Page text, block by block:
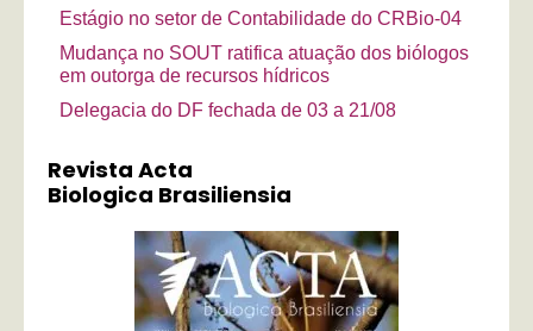
Estágio no setor de Contabilidade do CRBio-04
Mudança no SOUT ratifica atuação dos biólogos
em outorga de recursos hídricos
Delegacia do DF fechada de 03 a 21/08
Revista Acta
Biologica Brasiliensia